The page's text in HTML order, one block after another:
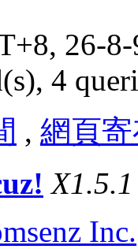
26-
4
, 網頁
X1.5.1
Inc.